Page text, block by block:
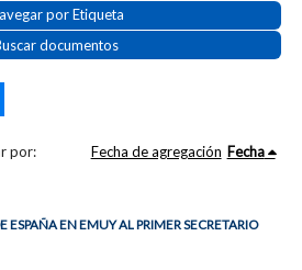
por Etiqueta
documentos
por: Fecha de agregación Fecha
ESPAÑA EN EMUY AL PRIMER SECRETARIO